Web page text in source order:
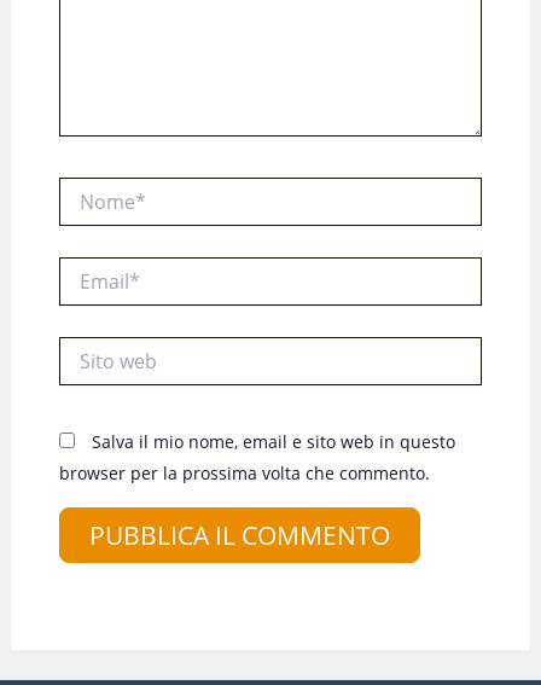
web
Salva il mio nome, email e sito web in questo
browser per la prossima volta che commento.